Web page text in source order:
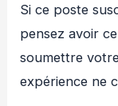
Si ce poste
pensez avoir
soumettre
expérience ne